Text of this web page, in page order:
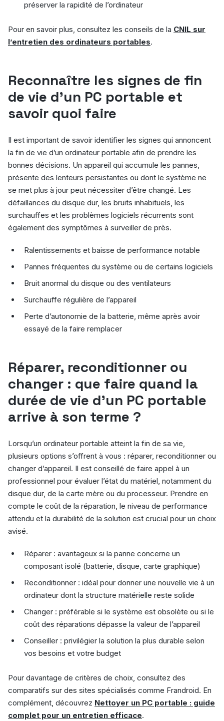
préserver la rapidité de l’ordinateur
Pour en savoir plus, consultez les conseils de la CNIL sur
l’entretien des ordinateurs portables.
Reconnaître les signes de fin
de vie d’un PC portable et
savoir quoi faire
Il est important de savoir identifier les signes qui annoncent
la fin de vie d’un ordinateur portable afin de prendre les
bonnes décisions. Un appareil qui accumule les pannes,
présente des lenteurs persistantes ou dont le système ne
se met plus à jour peut nécessiter d’être changé. Les
défaillances du disque dur, les bruits inhabituels, les
surchauffes et les problèmes logiciels récurrents sont
également des symptômes à surveiller de près.
Ralentissements et baisse de performance notable
Pannes fréquentes du système ou de certains logiciels
Bruit anormal du disque ou des ventilateurs
Surchauffe régulière de l’appareil
Perte d’autonomie de la batterie, même après avoir
essayé de la faire remplacer
Réparer, reconditionner ou
changer : que faire quand la
durée de vie d’un PC portable
arrive à son terme ?
Lorsqu’un ordinateur portable atteint la fin de sa vie,
plusieurs options s’offrent à vous : réparer, reconditionner ou
changer d’appareil. Il est conseillé de faire appel à un
professionnel pour évaluer l’état du matériel, notamment du
disque dur, de la carte mère ou du processeur. Prendre en
compte le coût de la réparation, le niveau de performance
attendu et la durabilité de la solution est crucial pour un choix
avisé.
Réparer : avantageux si la panne concerne un
composant isolé (batterie, disque, carte graphique)
Reconditionner : idéal pour donner une nouvelle vie à un
ordinateur dont la structure matérielle reste solide
Changer : préférable si le système est obsolète ou si le
coût des réparations dépasse la valeur de l’appareil
Conseiller : privilégier la solution la plus durable selon
vos besoins et votre budget
Pour davantage de critères de choix, consultez des
comparatifs sur des sites spécialisés comme Frandroid. En
complément, découvrez Nettoyer un PC portable : guide
complet pour un entretien efficace.